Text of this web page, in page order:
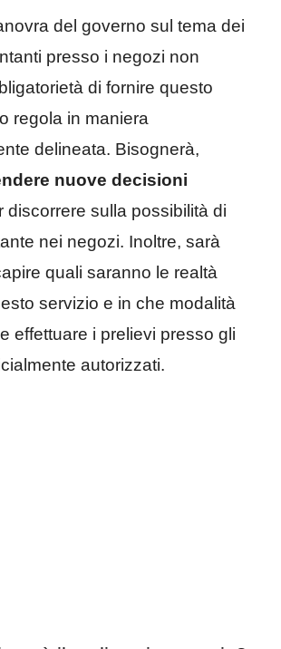
del governo sul tema dei
presso i negozi non
di fornire questo
regola in maniera
delineata. Bisognerà,
nuove decisioni
discorrere sulla possibilità di
nei negozi. Inoltre, sarà
quali saranno le realtà
servizio e in che modalità
effettuare i prelievi presso gli
autorizzati.